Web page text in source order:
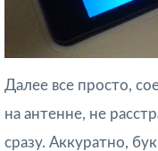
Далее все просто,
на антенне, не
сразу. Аккуратно,